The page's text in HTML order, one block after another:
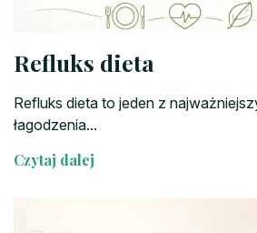
Refluks dieta
Refluks dieta to jeden z
łagodzenia...
Czytaj dalej